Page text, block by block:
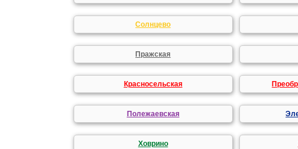
Солнцево
Пражская
Красносельская
Полежаевская
Ховрино